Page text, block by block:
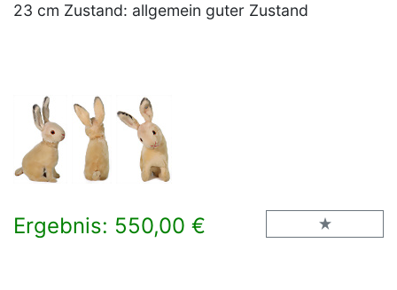
23 cm Zustand: allgemein guter Zustand
Ergebnis: 550,00 €